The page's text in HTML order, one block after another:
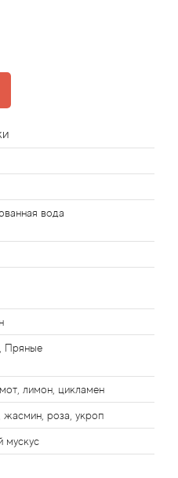
вода
Пряные
лимон, цикламен
жасмин, роза, укроп
мускус